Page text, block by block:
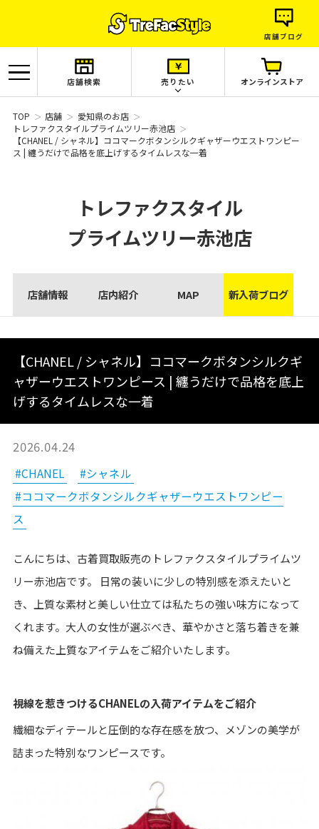
店舗ブログ
店舗検索 売りたい オンラインストア
TOP 店舗
愛知県のお店
トレファクスタイルプライムツリー赤池店
【CHANEL / シャネル】ココマークボタンシルクギャザーウエストワンピー
ス | 纏うだけで品格を底上げするタイムレスな一着
トレファクスタイル
プライムツリー赤池店
店舗情報 店内紹介 MAP 新入荷ブログ
【CHANEL / シャネル】ココマークボタンシルクギ
ャザーウエストワンピース | 纏うだけで品格を底上
げするタイムレスな一着
2026.04.24
#CHANEL
#シャネル
#ココマークボタンシルクギャザーウエストワンピー
ス
こんにちは、古着買取販売のトレファクスタイルプライムツ
リー赤池店です。 日常の装いに少しの特別感を添えたいと
き、上質な素材と美しい仕立ては私たちの強い味方になって
くれます。大人の女性が選ぶべき、華やかさと落ち着きを兼
ね備えた上質なアイテムをご紹介いたします。
視線を惹きつけるCHANELの入荷アイテムをご紹介
繊細なディテールと圧倒的な存在感を放つ、メゾンの美学が
詰まった特別なワンピースです。